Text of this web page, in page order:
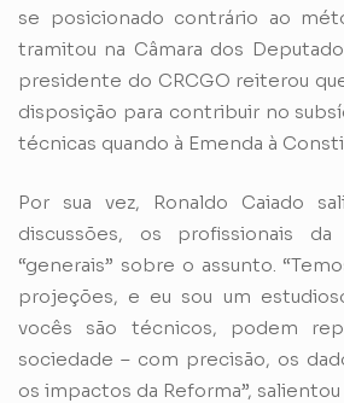
se posicionado contrário ao
tramitou na Câmara dos
presidente do CRCGO reiterou
disposição para contribuir no
técnicas quando à Emenda à
Por sua vez, Ronaldo Caiado
discussões, os profissionais
“generais” sobre o assunto.
projeções, e eu sou um
vocês são técnicos, podem
sociedade – com precisão, os
os impactos da Reforma”,